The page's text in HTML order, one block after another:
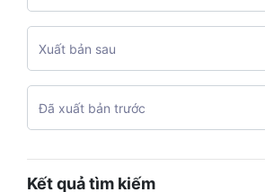
Kết quả tìm kiếm